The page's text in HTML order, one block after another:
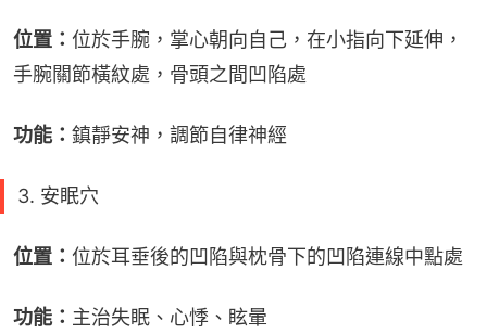
位置： 位於手腕，掌心朝向自己，在小指向下延伸，
手腕關節橫紋處，骨頭之間凹陷處
功能： 鎮靜安神，調節自律神經
3. 安眠穴
位置： 位於耳垂後的凹陷與枕骨下的凹陷連線中點處
功能： 主治失眠、心悸、眩暈